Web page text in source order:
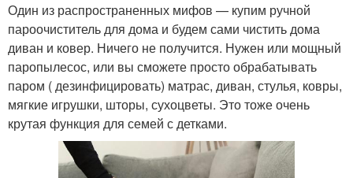
Один из распространенных мифов — купим ручной
пароочиститель для дома и будем сами чистить дома
диван и ковер. Ничего не получится. Нужен или мощный
паропылесос, или вы сможете просто обрабатывать
паром ( дезинфицировать) матрас, диван, стулья, ковры,
мягкие игрушки, шторы, сухоцветы. Это тоже очень
крутая функция для семей с детками.